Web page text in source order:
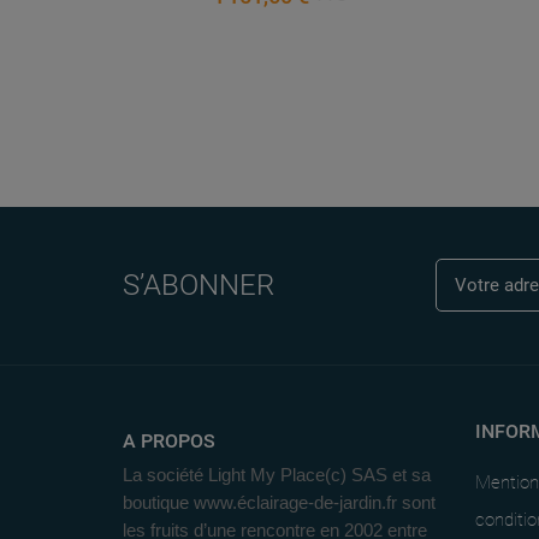
S’ABONNER
A PROPOS
La société Light My Place(c) SAS et sa
boutique www.éclairage-de-jardin.fr sont
les fruits d’une rencontre en 2002 entre